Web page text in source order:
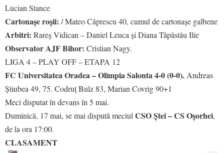
Lucian Stance
Cartonașe roșii: / Mateo Căprescu 40, cumul de cartonașe galbene
Arbitri: Rareș Vidican – Daniel Leuca și Diana Tăpăstău Ilie
Observator AJF Bihor: Cristian Nagy.
LIGA 4 – PLAY OFF – ETAPA 12
FC Universitatea Oradea – Olimpia Salonta 4-0 (0-0). Andreas
Știubea 49, 75. Codruț Bulz 83, Marian Covrig 90+1
Meci disputat în devans în 5 mai.
Duminică, 17 mai, se mai dispută meciul CSO Ștei – CS Oșorhei,
de la ora 17:00.
CLASAMENT